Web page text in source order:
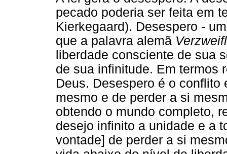
pecado poderia ser feita em
Kierkegaard). Desespero -
que a palavra alemã
liberdade consciente de sua
de sua infinitude. Em termos
Deus. Desespero é o conflito
mesmo e de perder a si
obtendo o mundo completo,
desejo infinito a unidade e a
vontade] de perder a si